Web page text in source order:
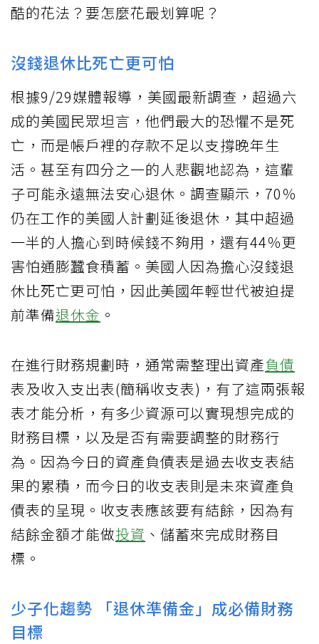
酷的花法？要怎麼花最划算呢？
沒錢退休比死亡更可怕
根據9/29媒體報導，美國最新調查，超過六
成的美國民眾坦言，他們最大的恐懼不是死
亡，而是帳戶裡的存款不足以支撐晚年生
活。甚至有四分之一的人悲觀地認為，這輩
子可能永遠無法安心退休。調查顯示，70％
仍在工作的美國人計劃延後退休，其中超過
一半的人擔心到時候錢不夠用，還有44％更
害怕通膨蠶食積蓄。美國人因為擔心沒錢退
休比死亡更可怕，因此美國年輕世代被迫提
前準備退休金 。
在進行財務規劃時，通常需整理出資產負債
表及收入支出表(簡稱收支表)，有了這兩張報
表才能分析，有多少資源可以實現想完成的
財務目標，以及是否有需要調整的財務行
為。因為今日的資產負債表是過去收支表結
果的累積，而今日的收支表則是未來資產負
債表的呈現。收支表應該要有結餘，因為有
結餘金額才能做投資 、儲蓄來完成財務目
標。
少子化趨勢 「退休準備金」成必備財務
目標